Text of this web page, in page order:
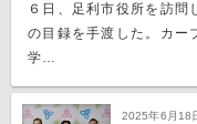
６日、足利市役所を訪問
の目録を手渡した。カー
学…
2025年6月18